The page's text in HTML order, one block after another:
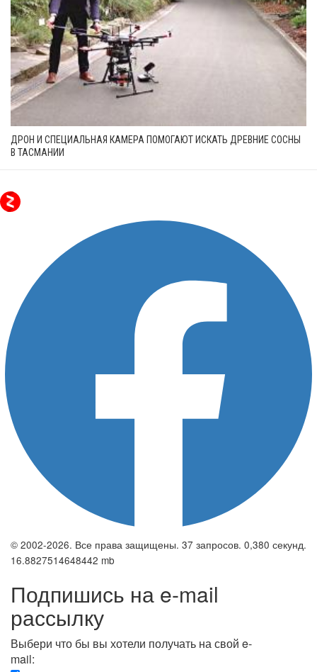
ДРОН И СПЕЦИАЛЬНАЯ КАМЕРА ПОМОГАЮТ ИСКАТЬ ДРЕВНИЕ СОСНЫ
В ТАСМАНИИ
© 2002-2026. Все права защищены. 37 запросов. 0,380 секунд.
16.8827514648442 mb
Подпишись на e-mail
рассылку
Выбери что бы вы хотели получать на свой e-
mail: